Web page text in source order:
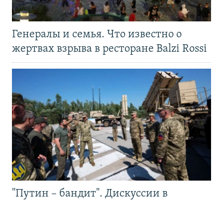
Генералы и семья. Что известно о
жертвах взрыва в ресторане Balzi Rossi
"Путин – бандит". Дискуссии в